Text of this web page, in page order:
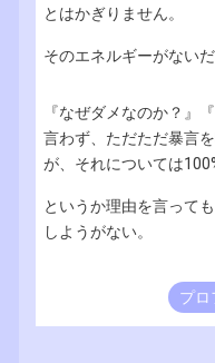
とはかぎりません。
そのエネルギーがない
『なぜダメなのか？』
言わず、ただただ暴言
が、それについては
というか理由を言って
しようがない。
プロ